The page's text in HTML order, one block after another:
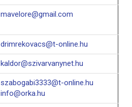
mavelore@gmail.com
drimrekovacs@t-online.hu
kaldor@szivarvanynet.hu
szabogabi3333@t-online.hu
info@orka.hu